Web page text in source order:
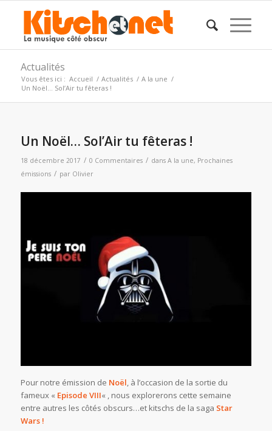
Actualités
Vous êtes ici : Accueil / Actualités / A la une /
Un Noël… Sol’Air tu fêteras !
Un Noël… Sol’Air tu fêteras !
18 décembre 2017 / 0 Commentaires / dans A la une, Prochaines
émissions / par Olivier
Pour notre émission de Noël, à l’occasion de la sortie du
fameux « Episode VIII« , nous explorerons cette semaine
entre autres les côtés obscurs…et kitschs de la saga Star
Wars !